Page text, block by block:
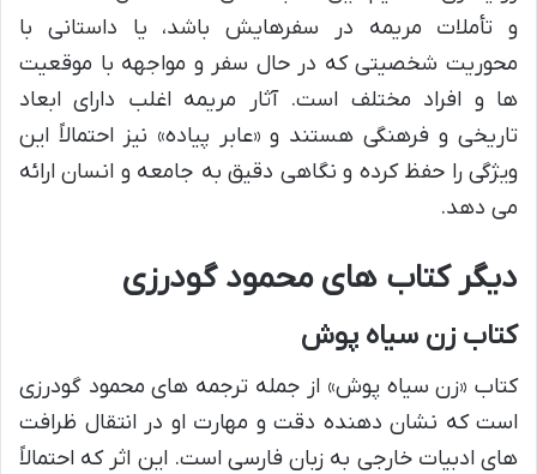
و تأملات مریمه در سفرهایش باشد، یا داستانی با
محوریت شخصیتی که در حال سفر و مواجهه با موقعیت
ها و افراد مختلف است. آثار مریمه اغلب دارای ابعاد
تاریخی و فرهنگی هستند و «عابر پیاده» نیز احتمالاً این
ویژگی را حفظ کرده و نگاهی دقیق به جامعه و انسان ارائه
می دهد.
دیگر کتاب های محمود گودرزی
کتاب زن سیاه پوش
کتاب «زن سیاه پوش» از جمله ترجمه های محمود گودرزی
است که نشان دهنده دقت و مهارت او در انتقال ظرافت
های ادبیات خارجی به زبان فارسی است. این اثر که احتمالاً